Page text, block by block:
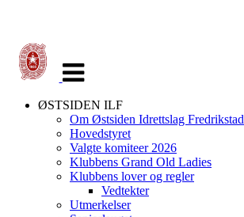
navigasjon
ØSTSIDEN ILF
Om Østsiden Idrettslag Fredrikstad
Hovedstyret
Valgte komiteer 2026
Klubbens Grand Old Ladies
Klubbens lover og regler
Vedtekter
Utmerkelser